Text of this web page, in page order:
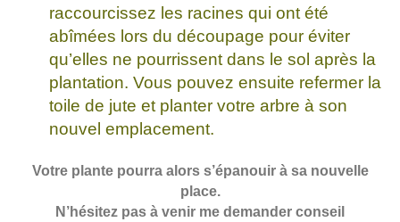
raccourcissez les racines qui ont été
abîmées lors du découpage pour éviter
qu’elles ne pourrissent dans le sol après la
plantation. Vous pouvez ensuite refermer la
toile de jute et planter votre arbre à son
nouvel emplacement.
Votre plante pourra alors s’épanouir à sa nouvelle
place.
N’hésitez pas à venir me demander conseil